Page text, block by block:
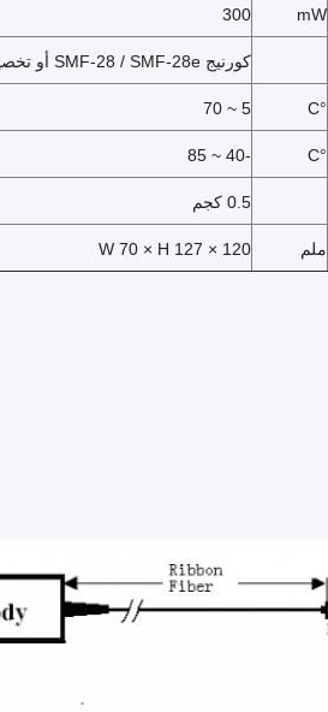
mW
300
كورنيج SMF-28 / SMF-28e أو تخصيص
°C
5 ~ 70
°C
-40 ~ 85
0.5 كجم
ملم 120 × W 70 × H 127